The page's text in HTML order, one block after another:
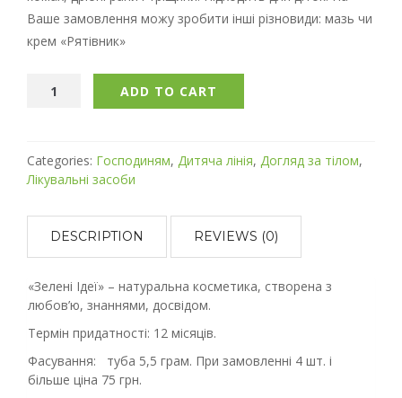
Ваше замовлення можу зробити інші різновиди: мазь чи
крем «Рятівник»
ADD TO CART
Categories: Господиням, Дитяча лінія, Догляд за тілом,
Лікувальні засоби
DESCRIPTION REVIEWS (0)
«Зелені Ідеї» – натуральна косметика, створена з
любов’ю, знаннями, досвідом.
Термін придатності: 12 місяців.
Фасування: туба 5,5 грам. При замовленні 4 шт. і
більше ціна 75 грн.